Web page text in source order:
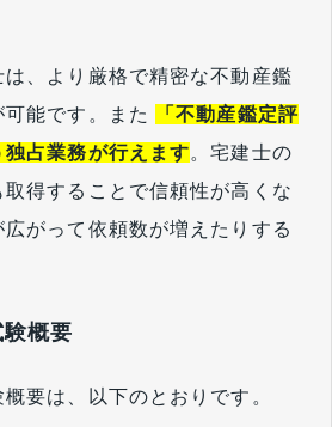
は、より厳格で精密な不動産鑑
能です。また
「不動産鑑定評
占業務が行えます。宅建士の
得することで信頼性が高くな
がって依頼数が増えたりする
概要
要は、以下のとおりです。